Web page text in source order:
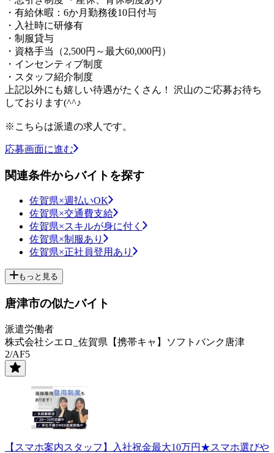
・有給休暇：6か月勤務後10日付与
・入社時に研修有
・制服貸与
・資格手当（2,500円～最大60,000円）
・インセンティブ制度
・スタッフ紹介制度
上記以外にも嬉しい待遇がたくさん！ 沢山のご応募お待ち
しております(^^♪
※こちらは派遣の求人です。
応募画面に進む
関連条件からバイトを探す
佐賀県×週払いOK
佐賀県×交通費支給
佐賀県×スキルが身に付く
佐賀県×制服あり
佐賀県×正社員登用あり
もっと見る
唐津市の似たバイト
派遣労働者
株式会社シエロ_佐賀県【携帯キャ】ソフトバンク唐津
2/AF5
【スマホ案内スタッフ】入社祝金最大10万円★スマホ選びや